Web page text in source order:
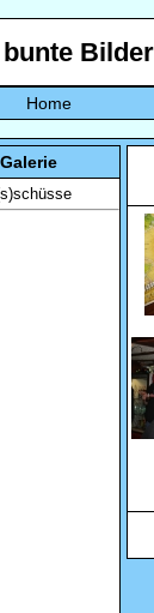
Home
Galerie